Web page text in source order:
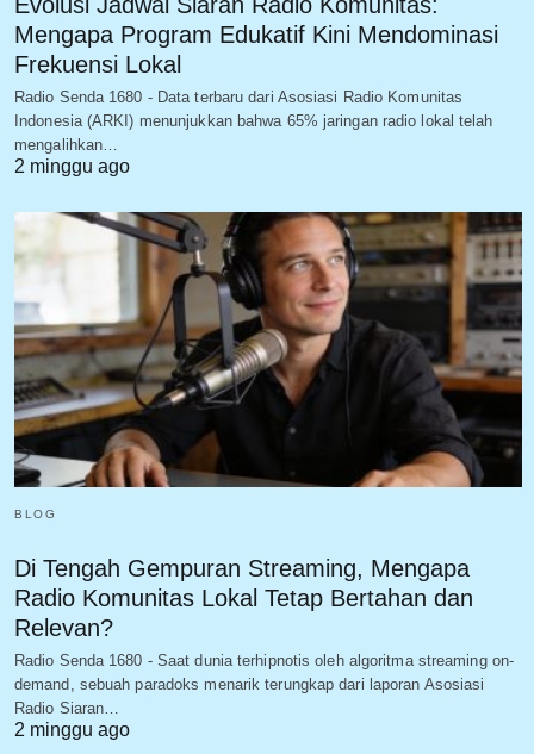
Mengapa Program Edukatif Kini Mendominasi
Frekuensi Lokal
Radio Senda 1680 - Data terbaru dari Asosiasi Radio Komunitas
Indonesia (ARKI) menunjukkan bahwa 65% jaringan radio lokal telah
mengalihkan…
2 minggu ago
BLOG
Di Tengah Gempuran Streaming, Mengapa
Radio Komunitas Lokal Tetap Bertahan dan
Relevan?
Radio Senda 1680 - Saat dunia terhipnotis oleh algoritma streaming on-
demand, sebuah paradoks menarik terungkap dari laporan Asosiasi
Radio Siaran…
2 minggu ago